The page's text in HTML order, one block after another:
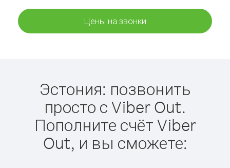
Цены на звонки
Эстония: позвонить
просто с Viber Out.
Пополните счёт Viber
Out, и вы сможете: